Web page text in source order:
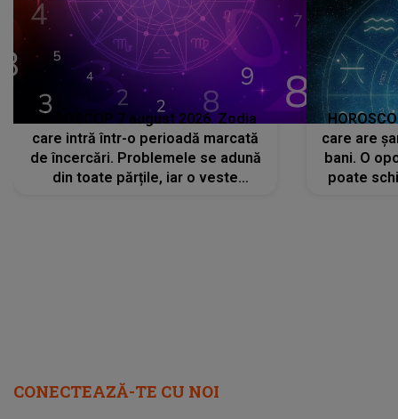
HOROSCOP 7 august 2026. Zodia
care intră într-o perioadă marcată
de încercări. Problemele se adună
din toate părțile, iar o veste
care are
bani. O
poate
CONECTEAZĂ-TE CU NOI